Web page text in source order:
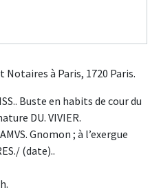
Notaires à Paris, 1720 Paris.
Buste en habits de cour du
DU. VIVIER.
Gnomon ; à l’exergue
(date)..